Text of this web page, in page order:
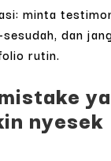
minta
dan
rutin.
nyesek